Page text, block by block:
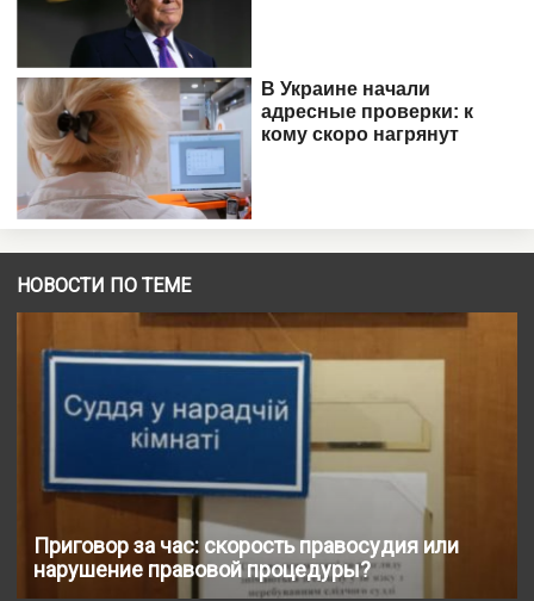
НОВОСТИ ПО ТЕМЕ
Приговор за час: скорость правосудия или
нарушение правовой процедуры?